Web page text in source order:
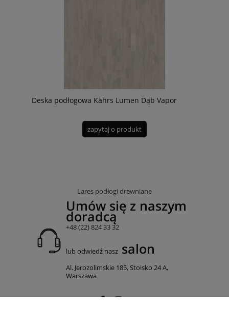
Deska podłogowa Kährs Lumen Dąb Vapor
zapytaj o produkt
Lares podłogi drewniane
Umów się z naszym
doradcą
+48 (22) 824 33 32
lub odwiedź nasz salon
Al. Jerozolimskie 185, Stoisko 24 A,
Warszawa